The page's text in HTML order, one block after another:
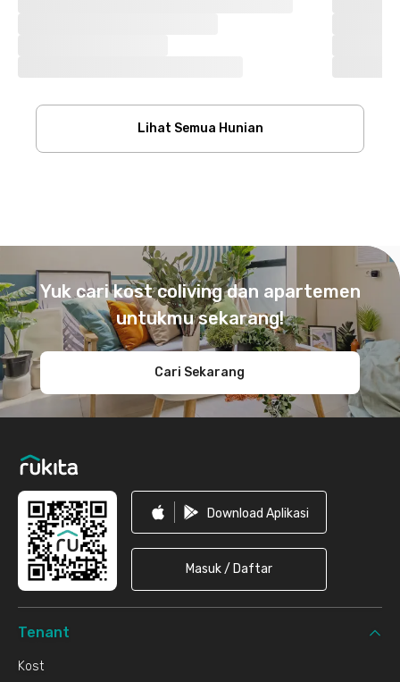
Lihat Semua Hunian
Yuk cari kost coliving dan apartemen
untukmu sekarang!
Cari Sekarang
Download Aplikasi
Masuk / Daftar
Tenant
Kost